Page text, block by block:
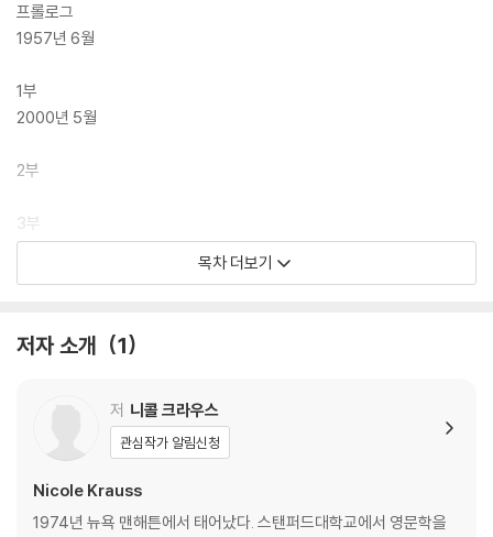
프롤로그
1957년 6월
1부
2000년 5월
2부
3부
에필로그
목차 더보기
저자 소개 1
저 니콜 크라우스
관심작가 알림신청
Nicole Krauss
1974년 뉴욕 맨해튼에서 태어났다. 스탠퍼드대학교에서 영문학을